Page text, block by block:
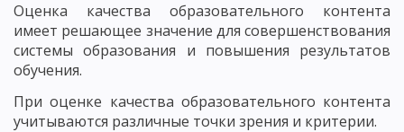
Оценка качества образовательного контента
имеет решающее значение для совершенствования
системы образования и повышения результатов
обучения.
При оценке качества образовательного контента
учитываются различные точки зрения и критерии.